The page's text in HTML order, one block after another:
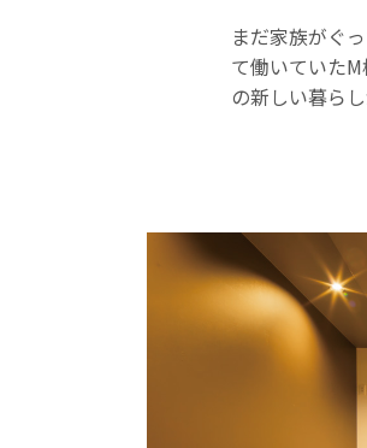
まだ家族がぐ
て働いていた
の新しい暮ら